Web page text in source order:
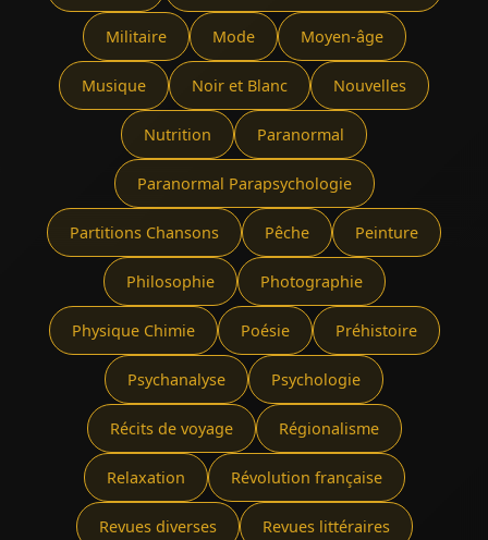
Militaire Mode Moyen-âge
Musique Noir et Blanc Nouvelles
Nutrition Paranormal
Paranormal Parapsychologie
Partitions Chansons Pêche Peinture
Philosophie Photographie
Physique Chimie Poésie Préhistoire
Psychanalyse Psychologie
Récits de voyage Régionalisme
Relaxation Révolution française
Revues diverses Revues littéraires